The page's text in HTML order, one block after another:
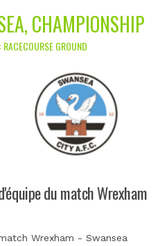
CHAMPIONSHIP
GROUND
du match Wrexham
Wrexham - Swansea